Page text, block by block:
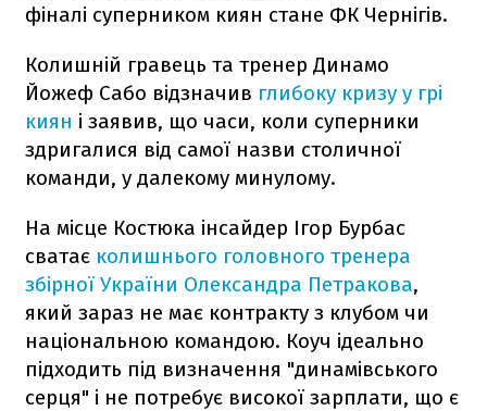
фіналі суперником киян стане ФК Чернігів.
Колишній гравець та тренер Динамо
Йожеф Сабо відзначив глибоку кризу у грі
киян і заявив, що часи, коли суперники
здригалися від самої назви столичної
команди, у далекому минулому.
На місце Костюка інсайдер Ігор Бурбас
сватає колишнього головного тренера
збірної України Олександра Петракова,
який зараз не має контракту з клубом чи
національною командою. Коуч ідеально
підходить під визначення "динамівського
серця" і не потребує високої зарплати, що є